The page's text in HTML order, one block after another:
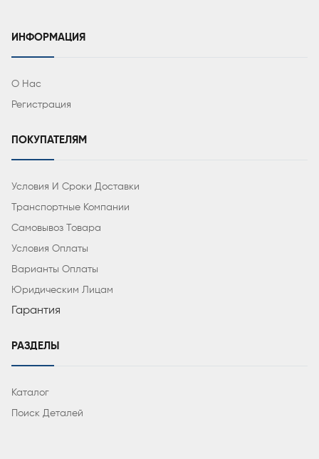
ИНФОРМАЦИЯ
О Нас
Регистрация
ПОКУПАТЕЛЯМ
Условия И Сроки Доставки
Транспортные Компании
Самовывоз Товара
Условия Оплаты
Варианты Оплаты
Юридическим Лицам
Гарантия
РАЗДЕЛЫ
Каталог
Поиск Деталей